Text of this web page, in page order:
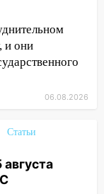
1 июля
и они
06.08.2026
Статьи